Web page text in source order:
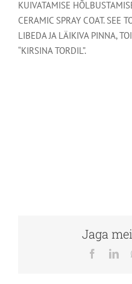
KUIVATAMISE
CERAMIC SPRAY COAT. SEE
LIBEDA JA LÄIKIVA PINNA,
“KIRSINA TORDIL”.
Jaga